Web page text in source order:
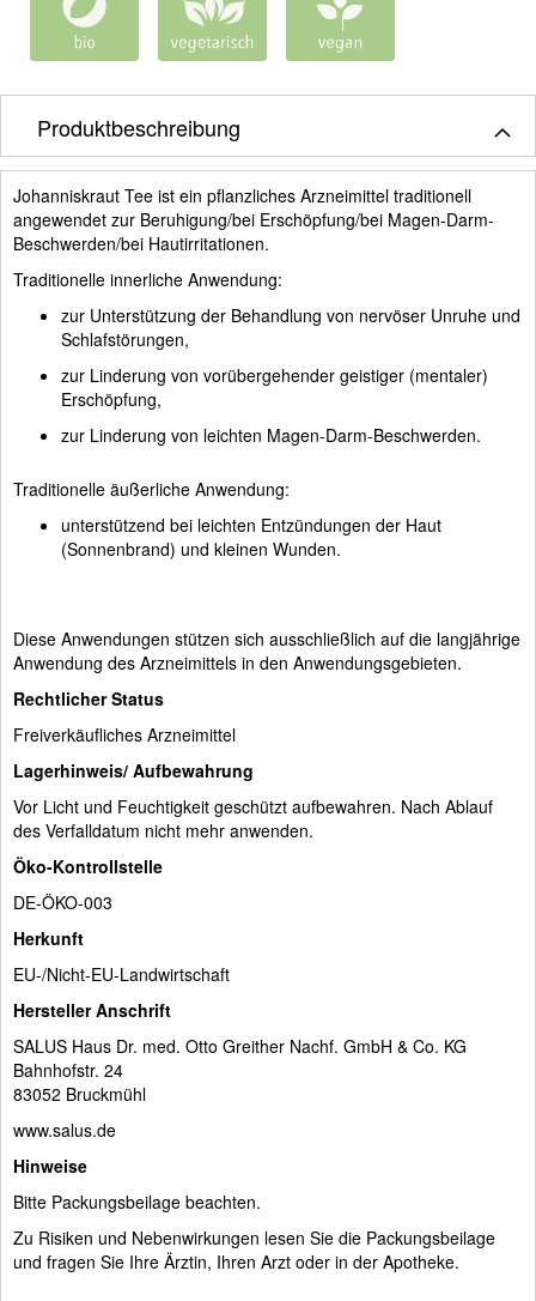
Produktbeschreibung
Johanniskraut Tee ist ein pflanzliches Arzneimittel traditionell
angewendet zur Beruhigung/bei Erschöpfung/bei Magen-Darm-
Beschwerden/bei Hautirritationen.
Traditionelle innerliche Anwendung:
zur Unterstützung der Behandlung von nervöser Unruhe und
Schlafstörungen,
zur Linderung von vorübergehender geistiger (mentaler)
Erschöpfung,
zur Linderung von leichten Magen-Darm-Beschwerden.
Traditionelle äußerliche Anwendung:
unterstützend bei leichten Entzündungen der Haut
(Sonnenbrand) und kleinen Wunden.
Diese Anwendungen stützen sich ausschließlich auf die langjährige
Anwendung des Arzneimittels in den Anwendungsgebieten.
Rechtlicher Status
Freiverkäufliches Arzneimittel
Lagerhinweis/ Aufbewahrung
Vor Licht und Feuchtigkeit geschützt aufbewahren. Nach Ablauf
des Verfalldatum nicht mehr anwenden.
Öko-Kontrollstelle
DE-ÖKO-003
Herkunft
EU-/Nicht-EU-Landwirtschaft
Hersteller Anschrift
SALUS Haus Dr. med. Otto Greither Nachf. GmbH & Co. KG
Bahnhofstr. 24
83052 Bruckmühl
www.salus.de
Hinweise
Bitte Packungsbeilage beachten.
Zu Risiken und Nebenwirkungen lesen Sie die Packungsbeilage
und fragen Sie Ihre Ärztin, Ihren Arzt oder in der Apotheke.